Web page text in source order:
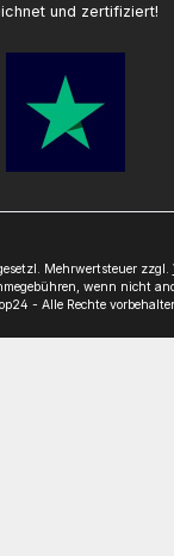
und zertifiziert!
Mehrwertsteuer zzgl.
wenn nicht
- Alle Rechte